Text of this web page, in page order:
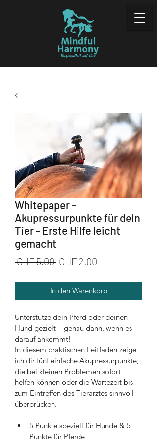
Whitepaper -
Akupressurpunkte für dein
Tier - Erste Hilfe leicht
gemacht
CHF 5.00 Standardpreis
CHF 2.00
In den Warenkorb
Unterstütze dein Pferd oder deinen
Hund gezielt – genau dann, wenn es
darauf ankommt!
In diesem praktischen Leitfaden zeige
ich dir fünf einfache Akupressurpunkte,
die bei kleinen Problemen sofort
helfen können oder die Wartezeit bis
zum Eintreffen des Tierarztes sinnvoll
überbrücken.
5 Punkte speziell für Hunde & 5
Punkte für Pferde